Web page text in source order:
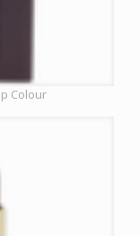
Colour